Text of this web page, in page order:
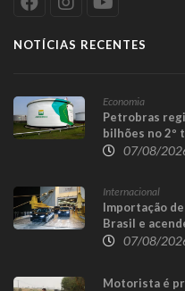
NOTÍCIAS RECENTES
Economia
Petrobras
bilhões no 2º
defasagem
07/08/
Internacional
Importação
Brasil e
07/08/
Motorista é